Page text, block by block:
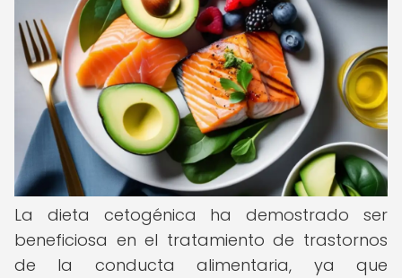
La dieta cetogénica ha demostrado ser
beneficiosa en el tratamiento de trastornos
de la conducta alimentaria, ya que